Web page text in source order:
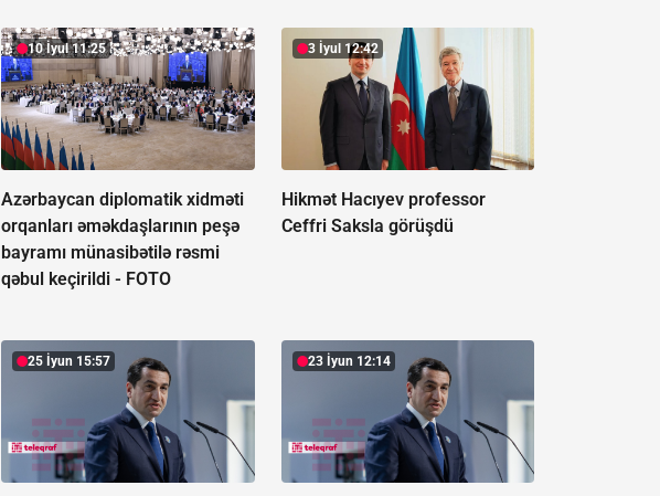
10 İyul 11:25
Azərbaycan diplomatik xidməti
orqanları əməkdaşlarının peşə
bayramı münasibətilə rəsmi
qəbul keçirildi - FOTO
3 İyul 12:42
Hikmət Hacıyev professor
Ceffri Saksla görüşdü
25 İyun 15:57 23 İyun 12:14